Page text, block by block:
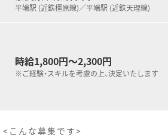
平端駅 (近鉄橿原線)／平端駅 (近鉄天理線)
時給1,800円～2,300円
※ご経験・スキルを考慮の上、決定いたします
<こんな募集です>